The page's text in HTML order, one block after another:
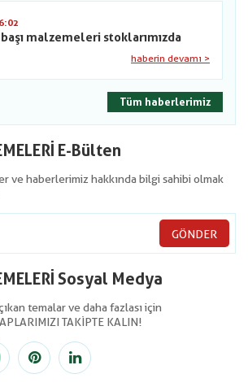
malzemeleri stoklarımızda
haberin devamı >
Tüm haberlerimiz
E-Bülten
ve haberlerimiz hakkında bilgi sahibi olmak
GÖNDER
Sosyal Medya
temalar ve daha fazlası için
TAKİPTE KALIN!